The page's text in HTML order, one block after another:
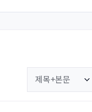
제목+본문